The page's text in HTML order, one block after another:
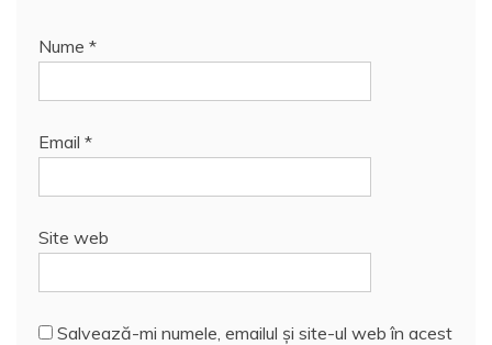
Nume *
Email *
Site web
Salvează-mi numele, emailul și site-ul web în acest